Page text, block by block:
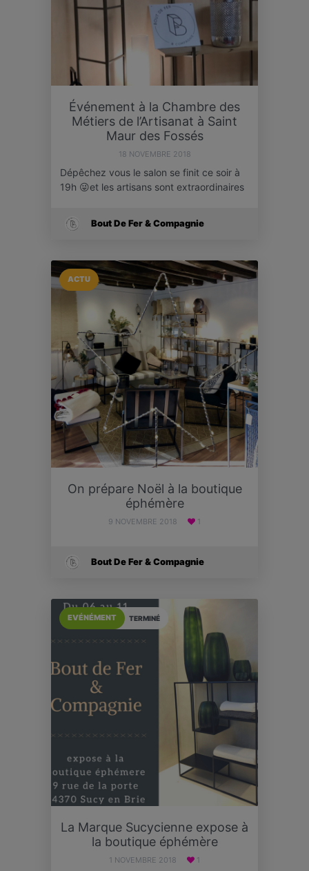
Événement à la Chambre des
Métiers de l’Artisanat à Saint
Maur des Fossés
18 NOVEMBRE 2018
Dépêchez vous le salon se finit ce soir à
19h 😜et les artisans sont extraordinaires
Bout De Fer & Compagnie
ACTU
On prépare Noël à la boutique
éphémère
9 NOVEMBRE 2018 1
Bout De Fer & Compagnie
TERMINÉ
EVÉNÉMENT
La Marque Sucycienne expose à
la boutique éphémère
1 NOVEMBRE 2018 1